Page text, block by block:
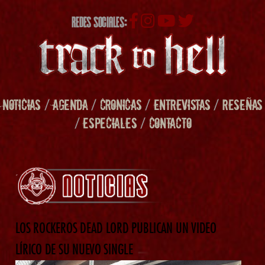
REDES SOCIALES:
NOTICIAS /AGENDA/ CRONICAS/ENTREVISTAS/RESEÑAS
/ESPECIALES/ CONTACTO
LOS ROCKEROS DEAD LORD PUBLICAN UN VIDEO
LÍRICO DE SU NUEVO SINGLE